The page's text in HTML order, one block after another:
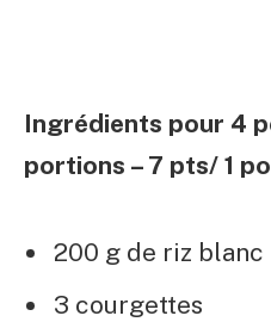
Ingrédients pour 4
portions – 7 pts/ 1
200 g de riz blanc
3 courgettes